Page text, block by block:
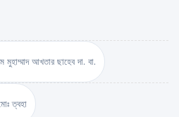
আখতার ছাহেব দা. বা.
ত্বহা